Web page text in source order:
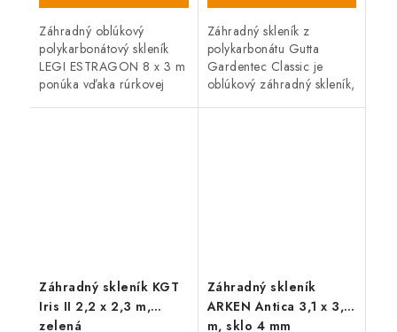
Záhradný oblúkový
polykarbonátový skleník
LEGI ESTRAGON 8 x 3 m
ponúka vďaka rúrkovej
Záhradný skleník z
polykarbonátu Gutta
Gardentec Classic je
oblúkový záhradný skleník,
Záhradný skleník KGT
Iris II 2,2 x 2,3 m,
zelená
Záhradný skleník
ARKEN Antica 3,1 x 3,1
m, sklo 4 mm